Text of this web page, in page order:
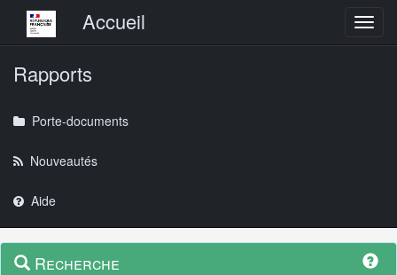
Menu principalAccueil
Rapports
Porte-documents
Nouveautés
Aide
Navigation
Menu
contextuel
Recherche